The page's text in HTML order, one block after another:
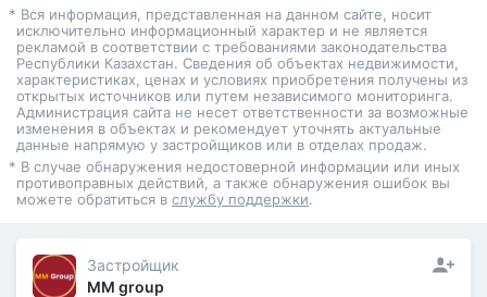
* Вся информация, представленная на данном сайте, носит
исключительно информационный характер и не является
рекламой в соответствии с требованиями законодательства
Республики Казахстан. Сведения об объектах недвижимости,
характеристиках, ценах и условиях приобретения получены из
открытых источников или путем независимого мониторинга.
Администрация сайта не несет ответственности за возможные
изменения в объектах и рекомендует уточнять актуальные
данные напрямую у застройщиков или в отделах продаж.
* В случае обнаружения недостоверной информации или иных
противоправных действий, а также обнаружения ошибок вы
можете обратиться в службу поддержки.
Застройщик
MM group